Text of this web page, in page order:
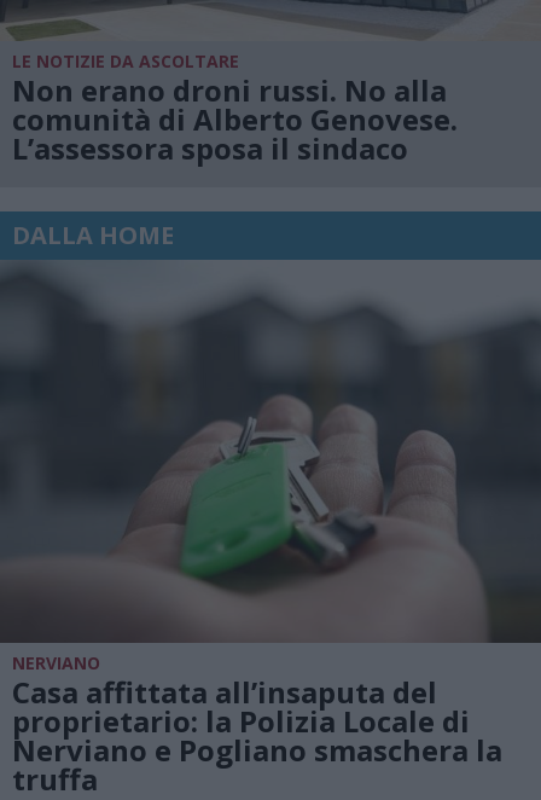
LE NOTIZIE DA ASCOLTARE
Non erano droni russi. No alla
comunità di Alberto Genovese.
L’assessora sposa il sindaco
DALLA HOME
NERVIANO
Casa affittata all’insaputa del
proprietario: la Polizia Locale di
Nerviano e Pogliano smaschera la
truffa